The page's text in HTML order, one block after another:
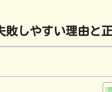
しやすい理由と